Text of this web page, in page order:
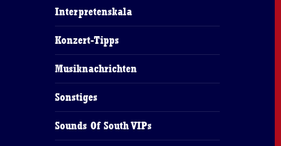
Interpretenskala
Konzert-Tipps
Musiknachrichten
Sonstiges
Sounds Of South VIPs